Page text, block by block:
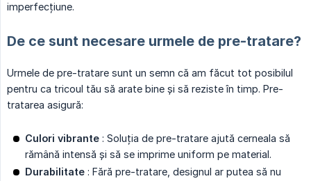
imperfecțiune.
De ce sunt necesare urmele de pre-tratare?
Urmele de pre-tratare sunt un semn că am făcut tot posibilul
pentru ca tricoul tău să arate bine și să reziste în timp. Pre-
tratarea asigură:
Culori vibrante : Soluția de pre-tratare ajută cerneala să
rămână intensă și să se imprime uniform pe material.
Durabilitate : Fără pre-tratare, designul ar putea să nu